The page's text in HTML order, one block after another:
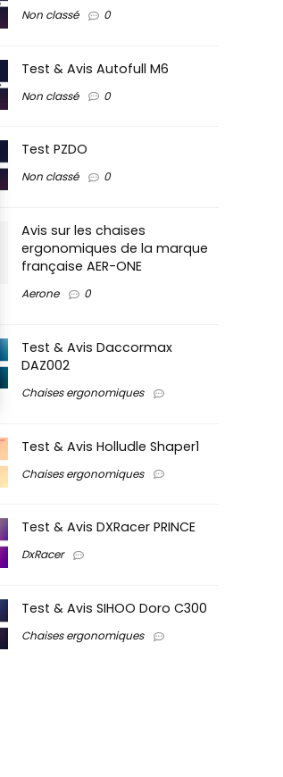
Non classé 0
Test & Avis Autofull M6
Non classé 0
Test PZDO
Non classé 0
Avis sur les chaises
ergonomiques de la marque
française AER-ONE
Aerone 0
Test & Avis Daccormax
DAZ002
Chaises ergonomiques
Test & Avis Holludle Shaper1
Chaises ergonomiques
Test & Avis DXRacer PRINCE
DxRacer
Test & Avis SIHOO Doro C300
Chaises ergonomiques